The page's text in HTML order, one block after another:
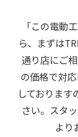
「この電動
ら、まずは
通り店にご
の価格で対
しております
さい。スタ
より